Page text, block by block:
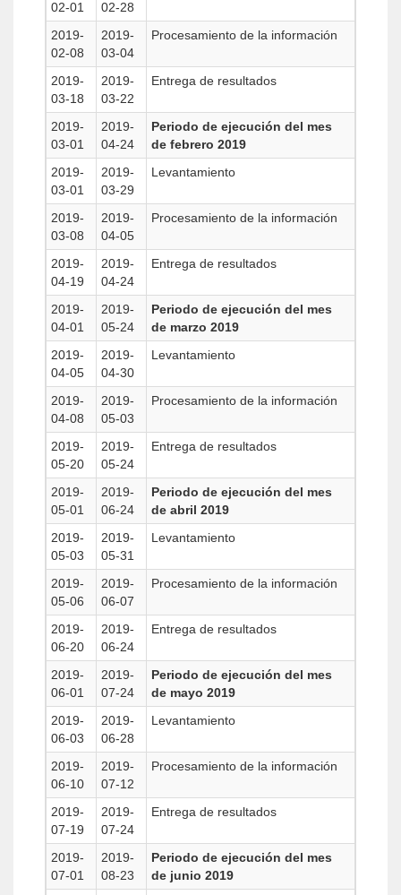
02-01
02-28
2019-
02-08
2019-
03-04
Procesamiento de la información
2019-
03-18
2019-
03-22
Entrega de resultados
2019-
03-01
2019-
04-24
Periodo de ejecución del mes
de febrero 2019
2019-
03-01
2019-
03-29
Levantamiento
2019-
03-08
2019-
04-05
Procesamiento de la información
2019-
04-19
2019-
04-24
Entrega de resultados
2019-
04-01
2019-
05-24
Periodo de ejecución del mes
de marzo 2019
2019-
04-05
2019-
04-30
Levantamiento
2019-
04-08
2019-
05-03
Procesamiento de la información
2019-
05-20
2019-
05-24
Entrega de resultados
2019-
05-01
2019-
06-24
Periodo de ejecución del mes
de abril 2019
2019-
05-03
2019-
05-31
Levantamiento
2019-
05-06
2019-
06-07
Procesamiento de la información
2019-
06-20
2019-
06-24
Entrega de resultados
2019-
06-01
2019-
07-24
Periodo de ejecución del mes
de mayo 2019
2019-
06-03
2019-
06-28
Levantamiento
2019-
06-10
2019-
07-12
Procesamiento de la información
2019-
07-19
2019-
07-24
Entrega de resultados
2019-
07-01
2019-
08-23
Periodo de ejecución del mes
de junio 2019